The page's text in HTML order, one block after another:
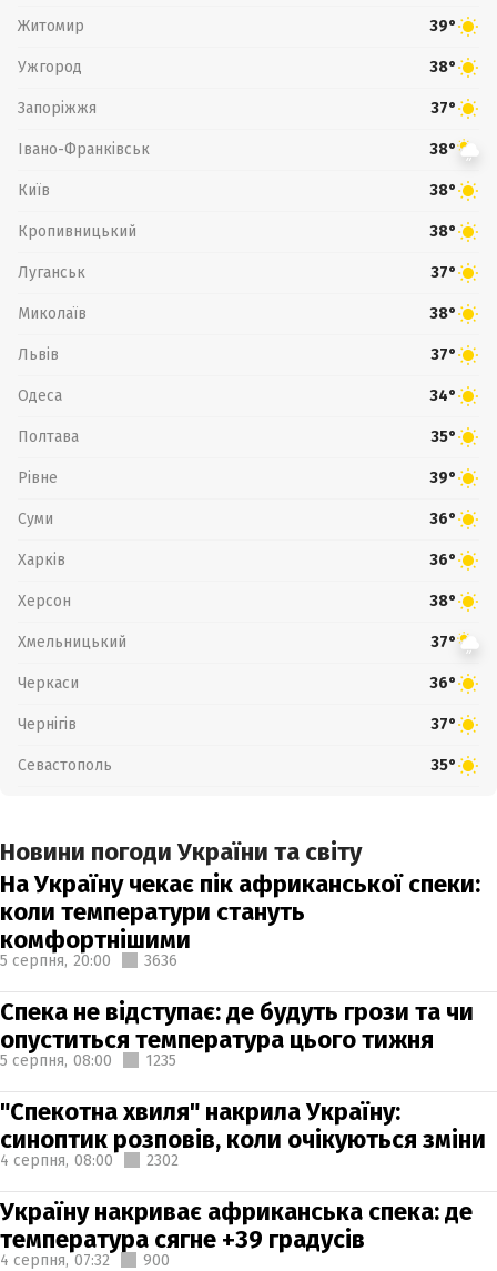
Житомир 39°
Ужгород 38°
Запоріжжя 37°
Івано-Франківськ 38°
Київ 38°
Кропивницький 38°
Луганськ 37°
Миколаїв 38°
Львів 37°
Одеса 34°
Полтава 35°
Рівне 39°
Суми 36°
Харків 36°
Херсон 38°
Хмельницький 37°
Черкаси 36°
Чернігів 37°
Севастополь 35°
Новини погоди України та світу
На Україну чекає пік африканської спеки:
коли температури стануть
комфортнішими
5 серпня, 20:00 3636
Спека не відступає: де будуть грози та чи
опуститься температура цього тижня
5 серпня, 08:00 1235
"Спекотна хвиля" накрила Україну:
синоптик розповів, коли очікуються зміни
4 серпня, 08:00 2302
Україну накриває африканська спека: де
температура сягне +39 градусів
4 серпня, 07:32 900